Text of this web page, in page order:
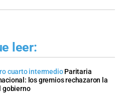
leer:
cuarto intermedio Paritaria
los gremios rechazaron la
gobierno